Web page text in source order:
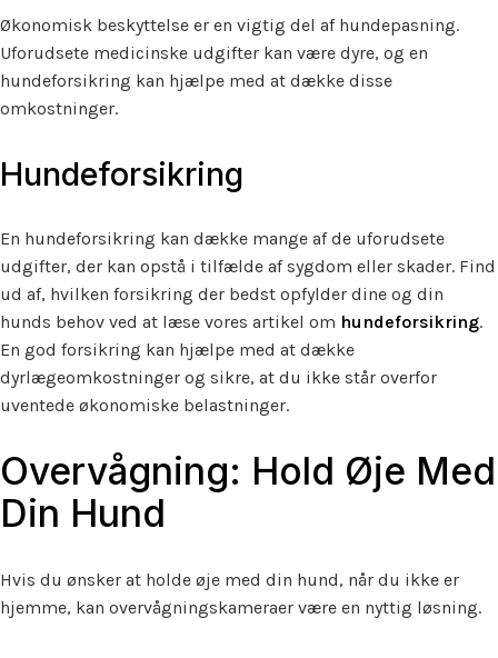
Økonomisk beskyttelse er en vigtig del af hundepasning.
Uforudsete medicinske udgifter kan være dyre, og en
hundeforsikring kan hjælpe med at dække disse
omkostninger.
Hundeforsikring
En hundeforsikring kan dække mange af de uforudsete
udgifter, der kan opstå i tilfælde af sygdom eller skader. Find
ud af, hvilken forsikring der bedst opfylder dine og din
hunds behov ved at læse vores artikel om hundeforsikring.
En god forsikring kan hjælpe med at dække
dyrlægeomkostninger og sikre, at du ikke står overfor
uventede økonomiske belastninger.
Overvågning: Hold Øje Med
Din Hund
Hvis du ønsker at holde øje med din hund, når du ikke er
hjemme, kan overvågningskameraer være en nyttig løsning.